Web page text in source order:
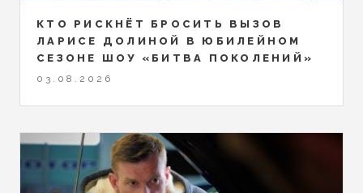
КТО РИСКНЁТ БРОСИТЬ ВЫЗОВ
ЛАРИСЕ ДОЛИНОЙ В ЮБИЛЕЙНОМ
СЕЗОНЕ ШОУ «БИТВА ПОКОЛЕНИЙ»
03.08.2026